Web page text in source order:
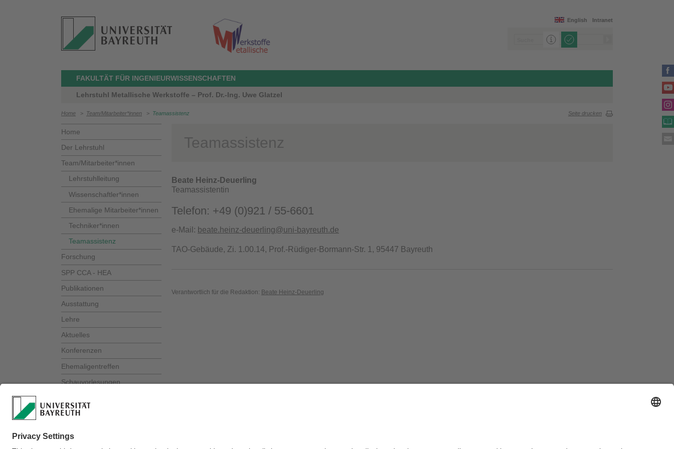
Intranet
English
FAKULTÄT FÜR INGENIEURWISSENSCHAFTEN
Lehrstuhl Metallische Werkstoffe – Prof. Dr.-Ing. Uwe Glatzel
Home > Team/Mitarbeiter*innen > Teamassistenz Seite drucken
Home
Der Lehrstuhl
Team/Mitarbeiter*innen
Lehrstuhlleitung
Wissenschaftler*innen
Ehemalige Mitarbeiter*innen
Techniker*innen
Teamassistenz
Forschung
SPP CCA - HEA
Publikationen
Ausstattung
Lehre
Aktuelles
Konferenzen
Ehemaligentreffen
Schauvorlesungen
Anfahrt/Kontakt
Teamassistenz
Beate Heinz-Deuerling
Teamassistentin
Telefon: +49 (0)921 / 55-6601
e-Mail: beate.heinz-deuerling@uni-bayreuth.de
TAO-Gebäude, Zi. 1.00.14, Prof.-Rüdiger-Bormann-Str. 1, 95447 Bayreuth
Verantwortlich für die Redaktion: Beate Heinz-Deuerling